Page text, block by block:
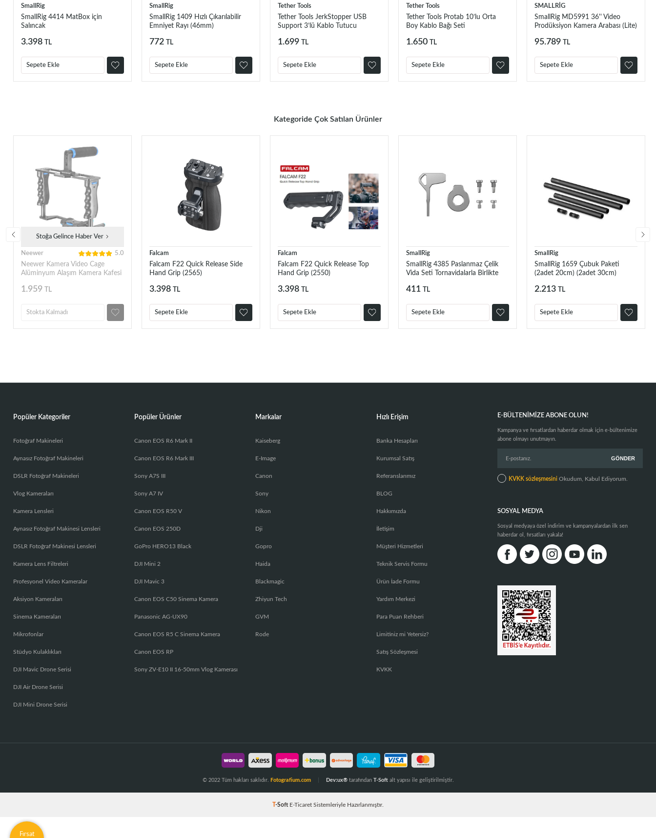
SmallRig
SmallRig 4414 MatBox için
Salıncak
3.398 TL
Sepete Ekle
SmallRig
SmallRig 1409 Hızlı Çıkarılabilir
Emniyet Rayı (46mm)
772 TL
Sepete Ekle
Tether Tools
Tether Tools JerkStopper USB
Support 3’lü Kablo Tutucu
1.699 TL
Sepete Ekle
Tether Tools
Tether Tools Protab 10’lu Orta
Boy Kablo Bağı Seti
1.650 TL
Sepete Ekle
SMALLRİG
SmallRig MD5991 36'' Video
Prodüksiyon Kamera Arabası (Lite)
95.789 TL
Sepete Ekle
Kategoride Çok Satılan Ürünler
Stoğa Gelince Haber Ver
Neewer 5.0
Neewer Kamera Video Cage
Alüminyum Alaşım Kamera Kafesi
1.959 TL
Stokta Kalmadı
Falcam
Falcam F22 Quick Release Side
Hand Grip (2565)
3.398 TL
Sepete Ekle
Falcam
Falcam F22 Quick Release Top
Hand Grip (2550)
3.398 TL
Sepete Ekle
SmallRig
SmallRig 4385 Paslanmaz Çelik
Vida Seti Tornavidalarla Birlikte
411 TL
Sepete Ekle
SmallRig
SmallRig 1659 Çubuk Paketi
(2adet 20cm) (2adet 30cm)
2.213 TL
Sepete Ekle
Popüler Kategoriler
Fotoğraf Makineleri
Aynasız Fotoğraf Makineleri
DSLR Fotoğraf Makineleri
Vlog Kameraları
Kamera Lensleri
Aynasız Fotoğraf Makinesi Lensleri
DSLR Fotoğraf Makinesi Lensleri
Kamera Lens Filtreleri
Profesyonel Video Kameralar
Aksiyon Kameraları
Sinema Kameraları
Mikrofonlar
Stüdyo Kulaklıkları
DJI Mavic Drone Serisi
DJI Air Drone Serisi
DJI Mini Drone Serisi
Popüler Ürünler
Canon EOS R6 Mark II
Canon EOS R6 Mark III
Sony A7S III
Sony A7 IV
Canon EOS R50 V
Canon EOS 250D
GoPro HERO13 Black
DJI Mini 2
DJI Mavic 3
Canon EOS C50 Sinema Kamera
Panasonic AG-UX90
Canon EOS R5 C Sinema Kamera
Canon EOS RP
Sony ZV-E10 II 16-50mm Vlog Kamerası
Markalar
Kaiseberg
E-Image
Canon
Sony
Nikon
Dji
Gopro
Haida
Blackmagic
Zhiyun Tech
GVM
Rode
Hızlı Erişim
Banka Hesapları
Kurumsal Satış
Referanslarımız
BLOG
Hakkımızda
İletişim
Müşteri Hizmetleri
Teknik Servis Formu
Ürün İade Formu
Yardım Merkezi
Para Puan Rehberi
Limitiniz mi Yetersiz?
Satış Sözleşmesi
KVKK
E-BÜLTENIMIZE ABONE OLUN!
Kampanya ve fırsatlardan haberdar olmak için e-bültenimize
abone olmayı unutmayın.
KVKK sözleşmesini Okudum, Kabul Ediyorum.
SOSYAL MEDYA
Sosyal medyaya özel indirim ve kampanyalardan ilk sen
haberdar ol, fırsatları yakala!
© 2022 Tüm hakları saklıdır. Fotografium.com Dev:ux®tarafından T-Softalt yapısı ile geliştirilmiştir.
-Soft E-Ticaret Sistemleriyle Hazırlanmıştır.
Fırsat